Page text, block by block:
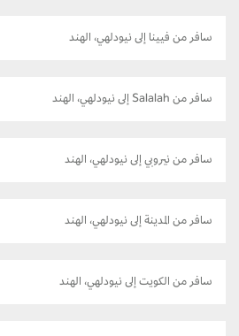
سافر من فيينا إلى نيودلهي، الهند
سافر من Salalah إلى نيودلهي، الهند
سافر من نيروبي إلى نيودلهي، الهند
سافر من المدينة إلى نيودلهي، الهند
سافر من الكويت إلى نيودلهي، الهند